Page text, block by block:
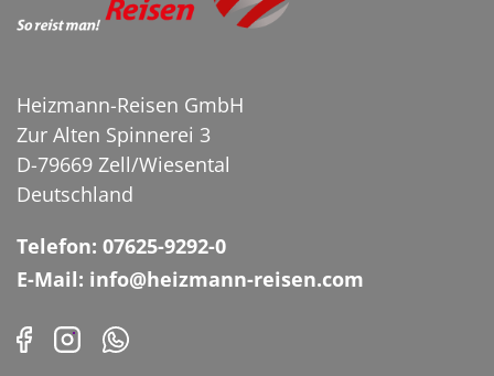
Häussler Backdorf
Heizmann-Reisen GmbH
Zur Alten Spinnerei 3
D-79669 Zell/Wiesental
Deutschland
Telefon: 07625-9292-0
E-Mail: info@heizmann-reisen.com